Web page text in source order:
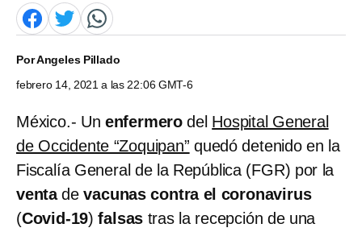
PorAngeles Pillado
febrero 14, 2021 a las 22:06 GMT-6
México.- Un enfermero del Hospital General
de Occidente “Zoquipan” quedó detenido en la
Fiscalía General de la República (FGR) por la
ventadevacunas contra el coronavirus
(Covid-19)falsas tras la recepción de una